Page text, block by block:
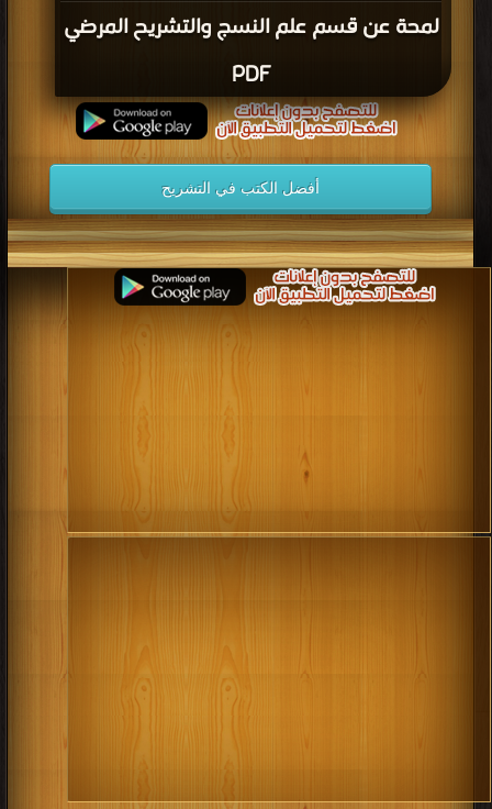
لمحة عن قسم علم النسج والتشريح المرضي
PDF
أفضل الكتب في التشريح